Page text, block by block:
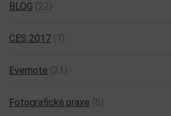
BLOG (22)
CES 2017 (1)
Evernote (21)
Fotografická praxe (6)